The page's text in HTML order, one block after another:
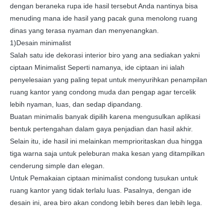
dengan beraneka rupa ide hasil tersebut Anda nantinya bisa
menuding mana ide hasil yang pacak guna menolong ruang
dinas yang terasa nyaman dan menyenangkan.
1)Desain minimalist
Salah satu ide dekorasi interior biro yang ana sediakan yakni
ciptaan Minimalist Seperti namanya, ide ciptaan ini ialah
penyelesaian yang paling tepat untuk menyurihkan penampilan
ruang kantor yang condong muda dan pengap agar tercelik
lebih nyaman, luas, dan sedap dipandang.
Buatan minimalis banyak dipilih karena mengusulkan aplikasi
bentuk pertengahan dalam gaya penjadian dan hasil akhir.
Selain itu, ide hasil ini melainkan memprioritaskan dua hingga
tiga warna saja untuk peleburan maka kesan yang ditampilkan
cenderung simple dan elegan.
Untuk Pemakaian ciptaan minimalist condong tusukan untuk
ruang kantor yang tidak terlalu luas. Pasalnya, dengan ide
desain ini, area biro akan condong lebih beres dan lebih lega.